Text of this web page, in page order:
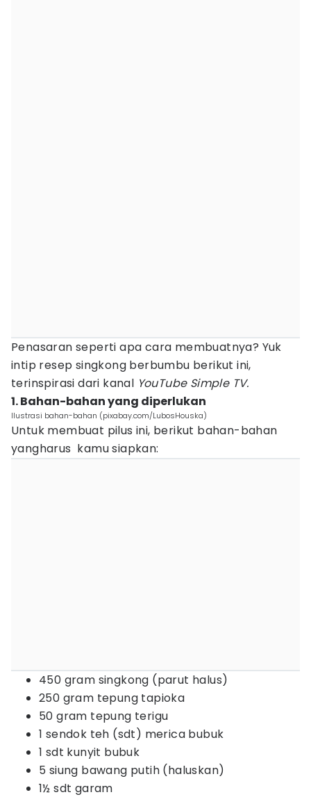
Penasaran seperti apa cara membuatnya? Yuk
intip resep singkong berbumbu berikut ini,
terinspirasi dari kanal YouTube Simple TV.
1. Bahan-bahan yang diperlukan
Ilustrasi bahan-bahan (pixabay.com/LubosHouska)
Untuk membuat pilus ini, berikut bahan-bahan
yangharus kamu siapkan:
450 gram singkong (parut halus)
250 gram tepung tapioka
50 gram tepung terigu
1 sendok teh (sdt) merica bubuk
1 sdt kunyit bubuk
5 siung bawang putih (haluskan)
1½ sdt garam